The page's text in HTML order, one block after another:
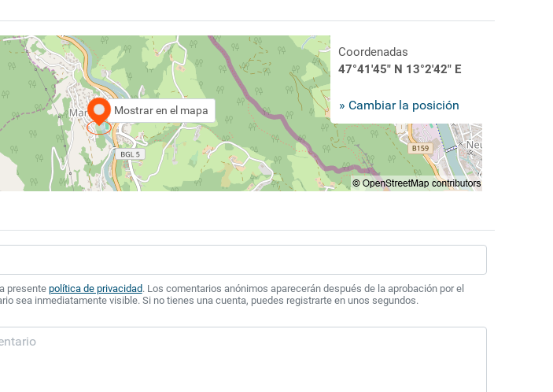
Mostrar en el mapa
Coordenadas
47°41'45" N 13°2'42" E
» Cambiar la posición
presente política de privacidad. Los comentarios anónimos aparecerán después de la aprobación por el
sea inmediatamente visible. Si no tienes una cuenta, puedes registrarte en unos segundos.